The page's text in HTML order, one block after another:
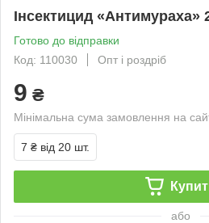
Інсектицид «Антимураха»
Готово до відправки
Код: 110030
Опт і роздріб
9 ₴
Мінімальна сума замовлення на
7 ₴ від 20 шт.
або